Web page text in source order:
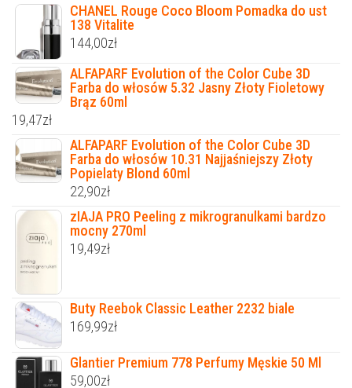
CHANEL Rouge Coco Bloom Pomadka do ust
138 Vitalite
144,00zł
ALFAPARF Evolution of the Color Cube 3D
Farba do włosów 5.32 Jasny Złoty Fioletowy
Brąz 60ml
19,47zł
ALFAPARF Evolution of the Color Cube 3D
Farba do włosów 10.31 Najjaśniejszy Złoty
Popielaty Blond 60ml
22,90zł
zIAJA PRO Peeling z mikrogranulkami bardzo
mocny 270ml
19,49zł
Buty Reebok Classic Leather 2232 biale
169,99zł
Glantier Premium 778 Perfumy Męskie 50 Ml
59,00zł